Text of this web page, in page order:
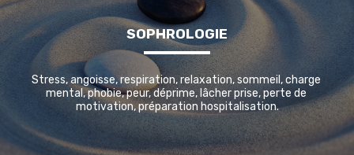
SOPHROLOGIE
Stress, angoisse, respiration, relaxation, sommeil, charge
mental, phobie, peur, déprime, lâcher prise, perte de
motivation, préparation hospitalisation.